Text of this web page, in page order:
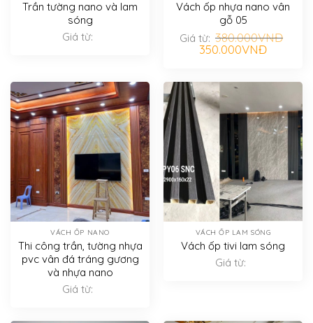
Trần tường nano và lam
sóng
Giá từ:
Vách ốp nhựa nano vân
gỗ 05
Giá từ: 380.000VNĐ
Giá
gốc
350.000VNĐGiá
VÁCH ỐP NANO
Thi công trần, tường nhựa
pvc vân đá tráng gương
và nhựa nano
Giá từ:
VÁCH ỐP LAM SÓNG
Vách ốp tivi lam sóng
Giá từ: